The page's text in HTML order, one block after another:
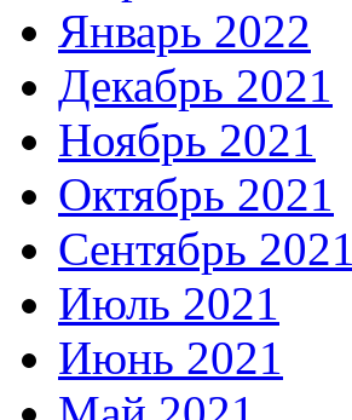
Январь 2022
Декабрь 2021
Ноябрь 2021
Октябрь 2021
Сентябрь 2021
Июль 2021
Июнь 2021